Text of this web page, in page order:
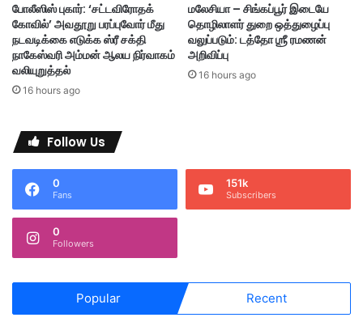
வி
ன்
றி
நி
றை
த
ம
லே
சி
டா
க்
.
ஸ்
ந்
போலீஸிஸ் புகார்: ‘சட்டவிரோதக்
கோவில்’ அவதூறு பரப்புவோர் மீது
நடவடிக்கை எடுக்க ஸ்ரீ சக்தி
நாகேஸ்வரி அம்மன் ஆலய நிர்வாகம்
வலியுறுத்தல்
16 hours ago
மலேசியா – சிங்கப்பூர் இடையே
தொழிலாளர் துறை ஒத்துழைப்பு
வலுப்படும்: டத்தோ ஶ்ரீ ரமணன்
அறிவிப்பு
16 hours ago
Follow Us
0
Fans
151k
Subscribers
0
Followers
Popular Recent